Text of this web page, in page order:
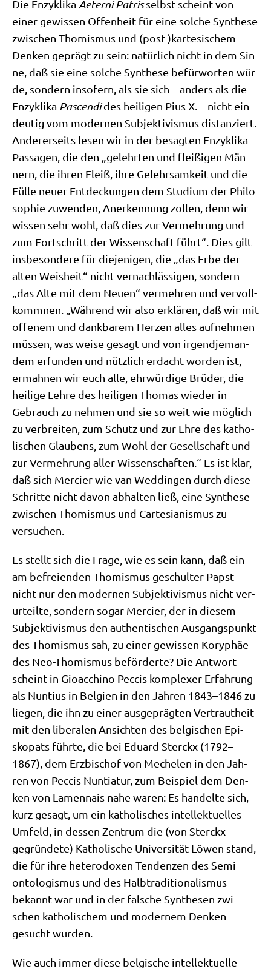
Die Enzy­kli­ka Aeter­ni Patrisselbst scheint von
einer gewis­sen Offen­heit für eine sol­che Syn­the­se
zwi­schen Tho­mis­mus und (post-)kartesischem
Den­ken geprägt zu sein: natür­lich nicht in dem Sin­
ne, daß sie eine sol­che Syn­the­se befür­wor­ten wür­
de, son­dern inso­fern, als sie sich – anders als die
Enzy­kli­ka Pas­cen­dides hei­li­gen Pius X. – nicht ein­
deu­tig vom moder­nen Sub­jek­ti­vis­mus distan­ziert.
Ande­rer­seits lesen wir in der besag­ten Enzy­kli­ka
Pas­sa­gen, die den „gelehr­ten und flei­ßi­gen Män­
nern, die ihren Fleiß, ihre Gelehr­sam­keit und die
Fül­le neu­er Ent­deckun­gen dem Stu­di­um der Phi­lo­
so­phie zuwen­den, Aner­ken­nung zol­len, denn wir
wis­sen sehr wohl, daß dies zur Ver­meh­rung und
zum Fort­schritt der Wis­sen­schaft führt“. Dies gilt
ins­be­son­de­re für die­je­ni­gen, die „das Erbe der
alten Weis­heit“ nicht ver­nach­läs­si­gen, son­dern
„das Alte mit dem Neu­en“ ver­meh­ren und ver­voll­
komm­nen. „Wäh­rend wir also erklä­ren, daß wir mit
offe­nem und dank­ba­rem Her­zen alles auf­neh­men
müs­sen, was wei­se gesagt und von irgend­je­man­
dem erfun­den und nütz­lich erdacht wor­den ist,
ermah­nen wir euch alle, ehr­wür­di­ge Brü­der, die
hei­li­ge Leh­re des hei­li­gen Tho­mas wie­der in
Gebrauch zu neh­men und sie so weit wie mög­lich
zu ver­brei­ten, zum Schutz und zur Ehre des katho­
li­schen Glau­bens, zum Wohl der Gesell­schaft und
zur Ver­meh­rung aller Wis­sen­schaf­ten.“ Es ist klar,
daß sich Mer­cier wie van Wed­din­gen durch die­se
Schrit­te nicht davon abhal­ten ließ, eine Syn­the­se
zwi­schen Tho­mis­mus und Car­te­sia­nis­mus zu
versuchen.
Es stellt sich die Fra­ge, wie es sein kann, daß ein
am befrei­en­den Tho­mis­mus geschul­ter Papst
nicht nur den moder­nen Sub­jek­ti­vis­mus nicht ver­
ur­teil­te, son­dern sogar Mer­cier, der in die­sem
Sub­jek­ti­vis­mus den authen­ti­schen Aus­gangs­punkt
des Tho­mis­mus sah, zu einer gewis­sen Kory­phäe
des Neo-Tho­mis­mus beför­der­te? Die Ant­wort
scheint in Gio­ac­chi­no Peccis kom­ple­xer Erfah­rung
als Nun­ti­us in Bel­gi­en in den Jah­ren 1843–1846 zu
lie­gen, die ihn zu einer aus­ge­präg­ten Ver­traut­heit
mit den libe­ra­len Ansich­ten des bel­gi­schen Epi­
sko­pats führ­te, die bei Edu­ard Sterckx (1792–
1867), dem Erz­bi­schof von Mechelen in den Jah­
ren von Peccis Nun­tia­tur, zum Bei­spiel dem Den­
ken von Lamen­nais nahe waren: Es han­del­te sich,
kurz gesagt, um ein katho­li­sches intel­lek­tu­el­les
Umfeld, in des­sen Zen­trum die (von Sterckx
gegrün­de­te) Katho­li­sche Uni­ver­si­tät Löwen stand,
die für ihre hete­ro­do­xen Ten­den­zen des Semi­
onto­lo­gis­mus und des Halb­tra­di­tio­na­lis­mus
bekannt war und in der fal­sche Syn­the­sen zwi­
schen katho­li­schem und moder­nem Den­ken
gesucht wurden.
Wie auch immer die­se bel­gi­sche intel­lek­tu­el­le